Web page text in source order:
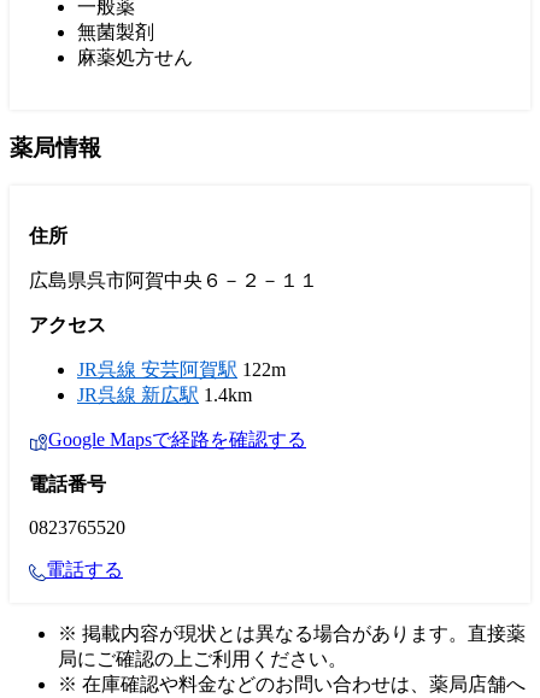
一般薬
無菌製剤
麻薬処方せん
薬局情報
住所
広島県呉市阿賀中央６－２－１１
アクセス
JR呉線 安芸阿賀駅 122m
JR呉線 新広駅 1.4km
Google Mapsで経路を確認する
電話番号
0823765520
電話する
※ 掲載内容が現状とは異なる場合があります。直接薬
局にご確認の上ご利用ください。
※ 在庫確認や料金などのお問い合わせは、薬局店舗へ